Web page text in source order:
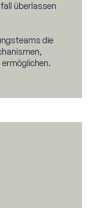
überlassen
die